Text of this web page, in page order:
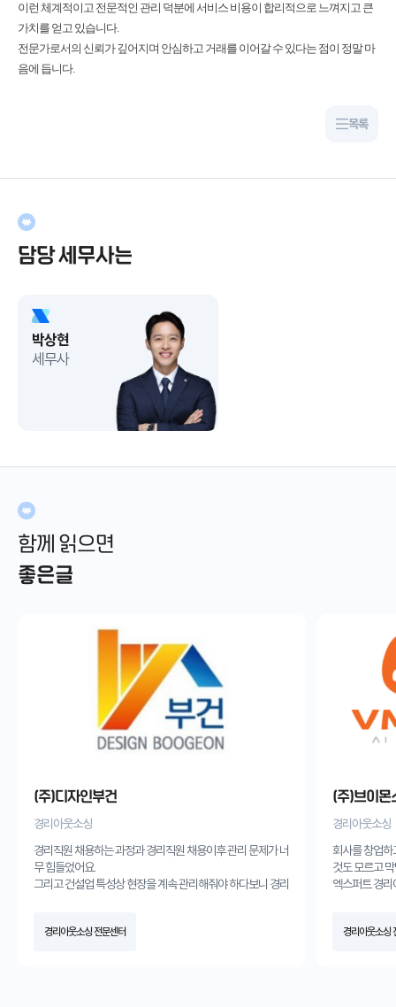
이런 체계적이고 전문적인 관리 덕분에 서비스 비용이 합리적으로 느껴지고 큰
가치를 얻고 있습니다.
전문가로서의 신뢰가 깊어지며 안심하고 거래를 이어갈 수 있다는 점이 정말 마
음에 듭니다.
목록
담당 세무사는
박상현
세무사
함께 읽으면
좋은글
(주)디자인부건
경리아웃소싱
경리직원 채용하는 과정과 경리직원 채용이후 관리 문제가 너
무 힘들었어요.
그리고 건설업 특성상 현장을 계속 관리해줘야 하다보니 경리
무는 전문가가 효율적으로 업무처리해줘서 너무 편해졌고,
경리아웃소싱 전문센터
(주)브이몬
경리아웃소싱
회사를 창업
것도 모르고
엑스퍼트 경
항상 감사합
경리아웃소싱